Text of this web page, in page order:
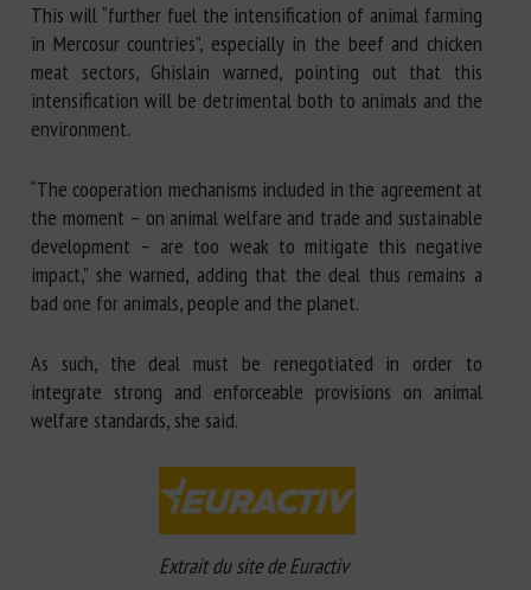
This will “further fuel the intensification of animal farming
in Mercosur countries”, especially in the beef and chicken
meat sectors, Ghislain warned, pointing out that this
intensification will be detrimental both to animals and the
environment.
“The cooperation mechanisms included in the agreement at
the moment – on animal welfare and trade and sustainable
development – are too weak to mitigate this negative
impact,” she warned, adding that the deal thus remains a
bad one for animals, people and the planet.
As such, the deal must be renegotiated in order to
integrate strong and enforceable provisions on animal
welfare standards, she said.
Extrait du site de Euractiv